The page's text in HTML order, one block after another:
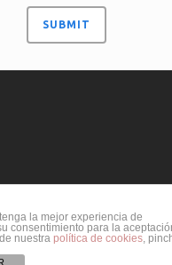
Contacto
la mejor experiencia de
consentimiento para la
nuestra política de cookies,